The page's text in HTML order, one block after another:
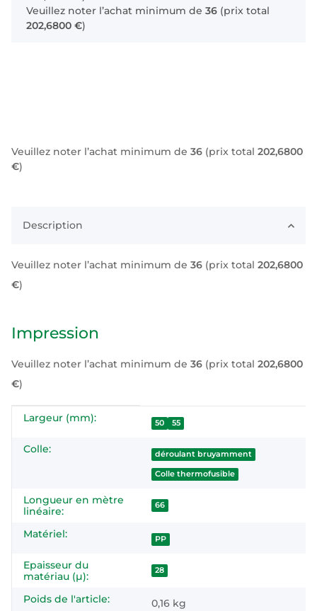
Veuillez noter l’achat minimum de 36 (prix total 202,6800
€)
Veuillez noter l’achat minimum de 36 (prix total
202,6800 €)
Description
Veuillez noter l’achat minimum de 36 (prix total 202,6800
€)
Impression
Veuillez noter l’achat minimum de 36 (prix total 202,6800
€)
#productDetails.itemInformation#
#productDetails.itemValue#
Largeur (mm): 50 55
Colle: déroulant bruyamment
Colle thermofusible
Longueur en mètre
linéaire:
66
Matériel: PP
Epaisseur du
matériau (µ):
28
Poids de l'article: 0,16 kg